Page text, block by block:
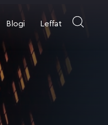
Blogi Leffat